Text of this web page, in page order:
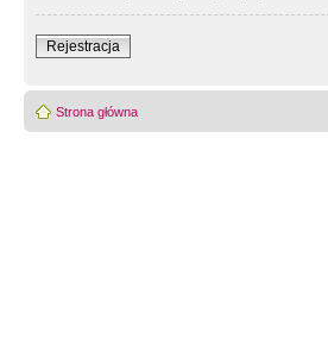
Rejestracja
Strona główna